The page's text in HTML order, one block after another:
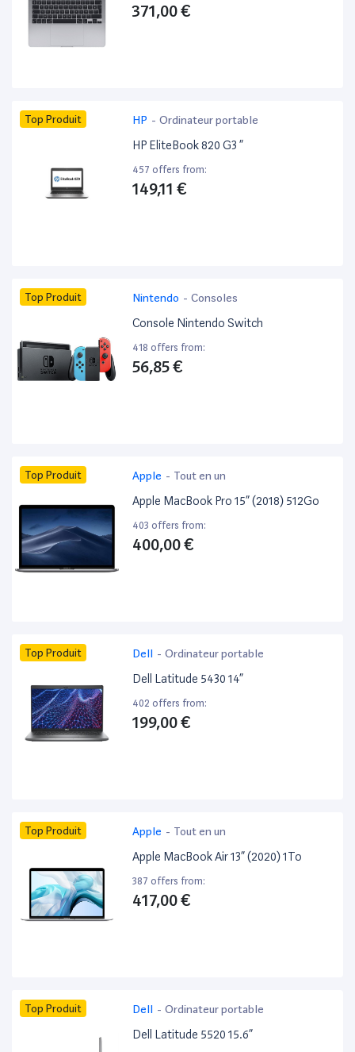
371,00 €
Top Produit HP - Ordinateur portable
HP EliteBook 820 G3 ”
457 offers from:
149,11 €
Top Produit Nintendo - Consoles
Console Nintendo Switch
418 offers from:
56,85 €
Top Produit Apple - Tout en un
Apple MacBook Pro 15” (2018) 512Go
403 offers from:
400,00 €
Top Produit Dell - Ordinateur portable
Dell Latitude 5430 14”
402 offers from:
199,00 €
Top Produit Apple - Tout en un
Apple MacBook Air 13” (2020) 1To
387 offers from:
417,00 €
Top Produit Dell - Ordinateur portable
Dell Latitude 5520 15.6”